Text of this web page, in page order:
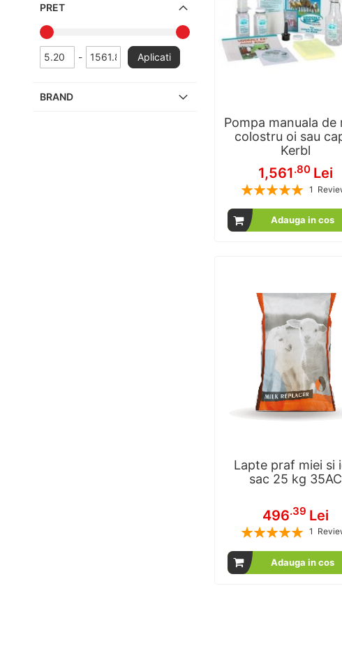
Pompa manuala de
colostru oi sau
Kerbl
1,561.80 Lei
Rating:
1
Adauga in cos
Lapte praf miei si
sac 25 kg 35AC
496.39 Lei
Rating:
1
Adauga in cos
PRET
- Aplicati
BRAND